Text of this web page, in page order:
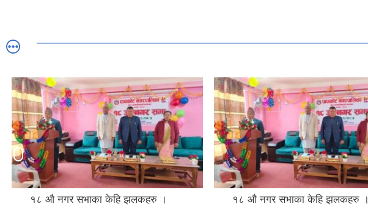
१८ औ नगर सभाका केहि झलकहरु । १८ औ नगर सभाका केहि झलकहरु ।